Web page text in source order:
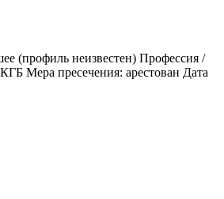
(профиль неизвестен) Профессия /
Мера пресечения: арестован Дата